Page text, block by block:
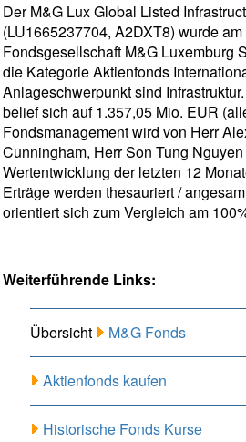
Der M&G Lux Global Listed
(LU1665237704, A2DXT8) wurde
Fondsgesellschaft M&G Luxemburg
die Kategorie Aktienfonds
Anlageschwerpunkt sind
belief sich auf 1.357,05 Mio. EUR
Fondsmanagement wird von Herr
Cunningham, Herr Son Tung
Wertentwicklung der letzten 12
Erträge werden thesauriert /
orientiert sich zum Vergleich am
Weiterführende Links:
Übersicht M&G Fonds
Aktienfonds kaufen
Historische Fonds Kurse